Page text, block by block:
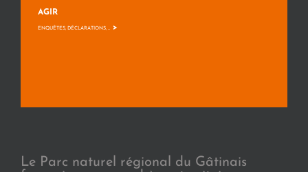
AGIR
ENQUÊTES, DÉCLARATIONS, ... >
Le Parc naturel régional du Gâtinais